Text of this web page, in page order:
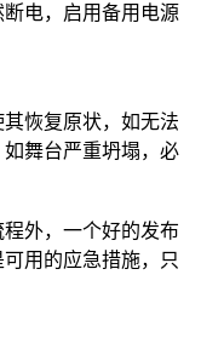
电，启用备用电源
恢复原状，如无法
舞台严重坍塌，必
外，一个好的发布
用的应急措施，只